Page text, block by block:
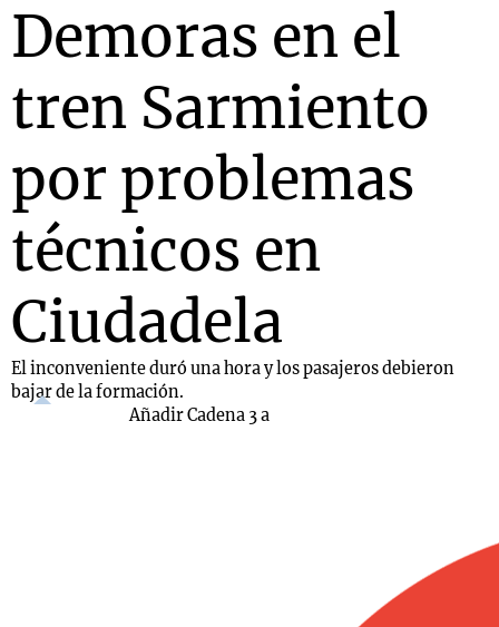
Demoras en el
tren Sarmiento
por problemas
técnicos en
Ciudadela
El inconveniente duró una hora y los pasajeros debieron
bajar de la formación.
Añadir Cadena 3 a